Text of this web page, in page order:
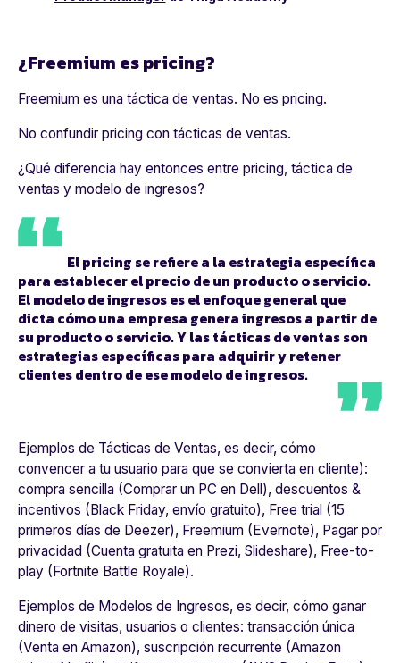
¿Freemium es pricing?
Freemium es una táctica de ventas. No es pricing.
No confundir pricing con tácticas de ventas.
¿Qué diferencia hay entonces entre pricing, táctica de
ventas y modelo de ingresos?
El pricing se refiere a la estrategia específica
para establecer el precio de un producto o servicio.
El modelo de ingresos es el enfoque general que
dicta cómo una empresa genera ingresos a partir de
su producto o servicio. Y las tácticas de ventas son
estrategias específicas para adquirir y retener
clientes dentro de ese modelo de ingresos.
Ejemplos de Tácticas de Ventas, es decir, cómo
convencer a tu usuario para que se convierta en cliente):
compra sencilla (Comprar un PC en Dell), descuentos &
incentivos (Black Friday, envío gratuito), Free trial (15
primeros días de Deezer), Freemium (Evernote), Pagar por
privacidad (Cuenta gratuita en Prezi, Slideshare), Free-to-
play (Fortnite Battle Royale).
Ejemplos de Modelos de Ingresos, es decir, cómo ganar
dinero de visitas, usuarios o clientes: transacción única
(Venta en Amazon), suscripción recurrente (Amazon